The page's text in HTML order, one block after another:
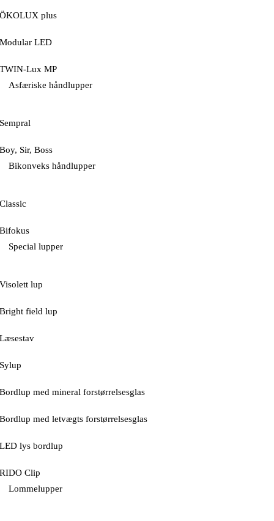
ÖKOLUX plus
Modular LED
TWIN-Lux MP
Asfæriske håndlupper
Sempral
Boy, Sir, Boss
Bikonveks håndlupper
Classic
Bifokus
Special lupper
Visolett lup
Bright field lup
Læsestav
Sylup
Bordlup med mineral forstørrelsesglas
Bordlup med letvægts forstørrelsesglas
LED lys bordlup
RIDO Clip
Lommelupper